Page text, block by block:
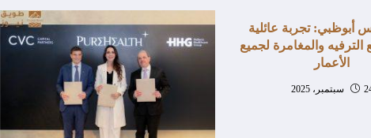
أبوظبي: تجربة عائلية
الترفيه والمغامرة لجميع
الأعمار
2025